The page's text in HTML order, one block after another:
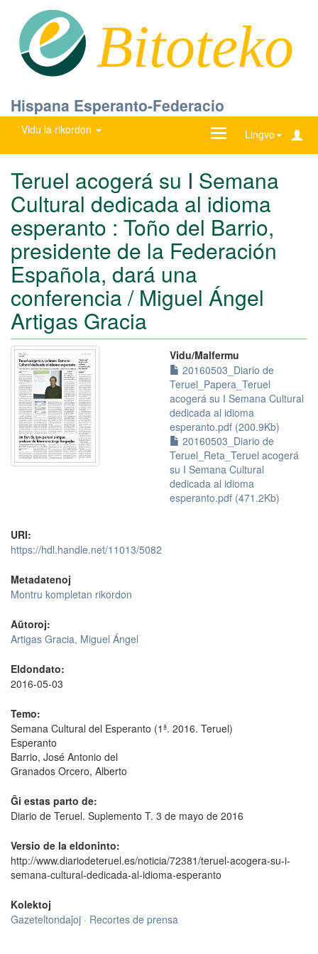
Bitoteko
Hispana Esperanto-Federacio
Vidu la rikordon Lingvo
Ŝanĝu
Teruel acogerá su I Semana
Cultural dedicada al idioma
esperanto : Toño del Barrio,
presidente de la Federación
Española, dará una
conferencia / Miguel Ángel
Artigas Gracia
Vidu/Malfermu
20160503_Diario de
Teruel_Papera_Teruel
acogerá su I Semana Cultural
dedicada al idioma
esperanto.pdf (200.9Kb)
20160503_Diario de
Teruel_Reta_Teruel acogerá
su I Semana Cultural
dedicada al idioma
esperanto.pdf (471.2Kb)
URI:
https://hdl.handle.net/11013/5082
Metadatenoj
Montru kompletan rikordon
Aŭtoroj:
Artigas Gracia, Miguel Ángel
Eldondato:
2016-05-03
Temo:
Semana Cultural del Esperanto (1ª. 2016. Teruel)
Esperanto
Barrio, José Antonio del
Granados Orcero, Alberto
Ĝi estas parto de:
Diario de Teruel. Suplemento T. 3 de mayo de 2016
Versio de la eldoninto:
http://www.diariodeteruel.es/noticia/72381/teruel-acogera-su-i-
semana-cultural-dedicada-al-idioma-esperanto
Kolektoj
Gazeteltondaĵoj · Recortes de prensa